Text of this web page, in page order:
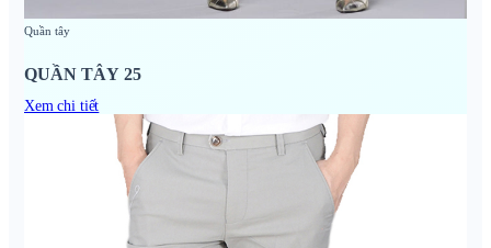
Quần tây
QUẦN TÂY 25
Xem chi tiết